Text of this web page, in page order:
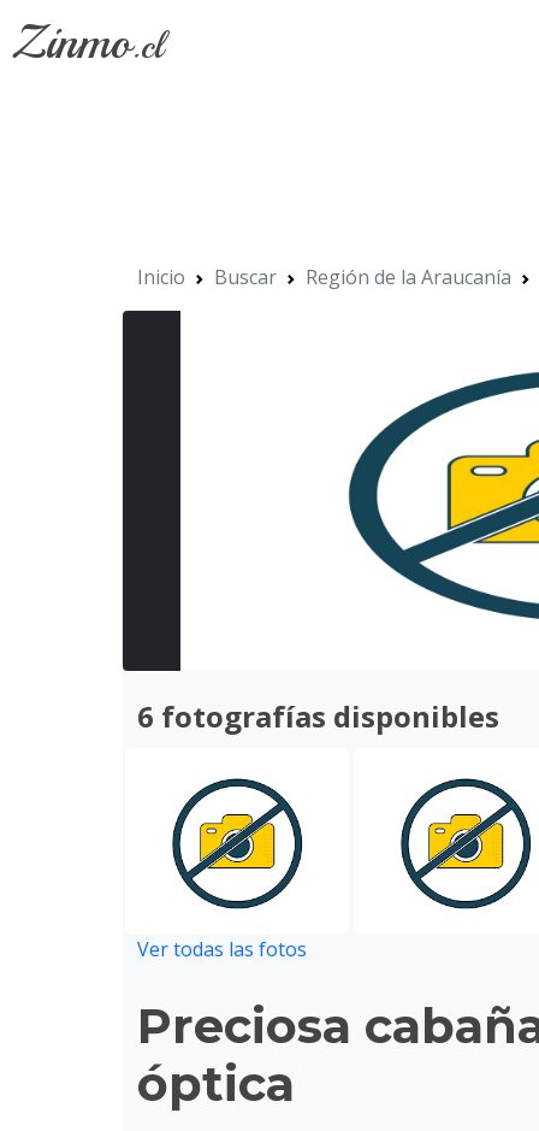
Zinmo.cl
Inicio Buscar Región de la Araucanía
6 fotografías disponibles
Ver todas las fotos
Preciosa
óptica